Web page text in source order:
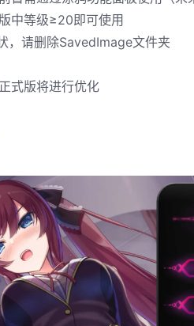
中等级≥20即可使用
，请删除SavedImage文件夹
式版将进行优化